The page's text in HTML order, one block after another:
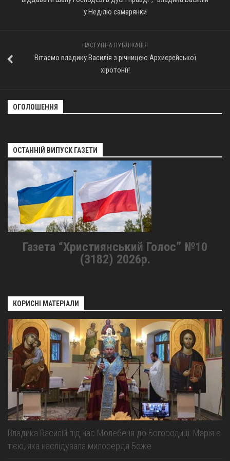
у Неділю самарянки
НАСТУПНА ПУБЛІКАЦІЯ
Вітаємо владику Василія з річницею Архиєрейської
хіротонії!
ОГОЛОШЕННЯ
ОСТАННІЙ ВИПУСК ГАЗЕТИ
Газета “Християнський Голос” №10
(3182) 2026р.
КОРИСНІ МАТЕРІАЛИ
Владика Василій під час Молебеня до Богородиці: Марія є
тією, яка наслідувала милосердя Боже